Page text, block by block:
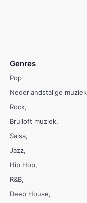
Genres
Pop
Nederlandstalige muziek
Rock
Bruiloft muziek
Salsa
Jazz
Hip Hop
R&B
Deep House